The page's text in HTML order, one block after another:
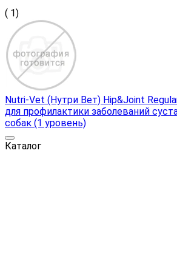
( 1)
Nutri-Vet (Нутри Вет) Hip&Joint
для профилактики заболеваний
собак (1 уровень)
Каталог